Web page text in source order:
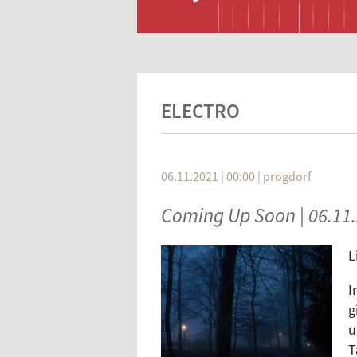
ELECTRO
06.11.2021 | 00:00 | progdorf
Coming Up Soon |